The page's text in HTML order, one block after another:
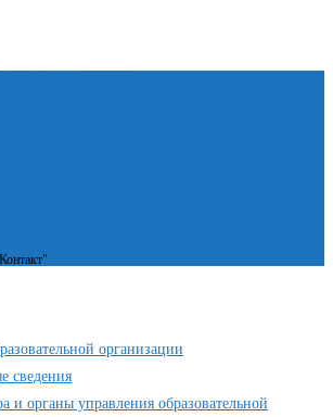
организации
сведения
и органы управления образовательной